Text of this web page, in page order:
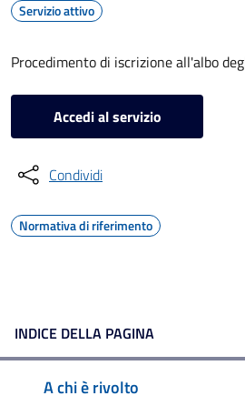
Servizio attivo
Procedimento di iscrizione all'albo
Accedi al servizio
Condividi
Normativa di riferimento
INDICE DELLA PAGINA
A chi è rivolto